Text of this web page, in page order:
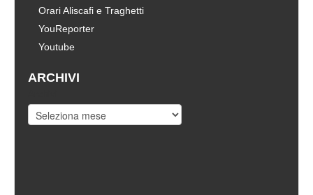
Orari Aliscafi e Traghetti
YouReporter
Youtube
ARCHIVI